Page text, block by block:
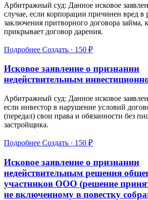
Арбитражный суд: Данное исковое
случае, если корпорации причинен вред в
заключения притворного договора займа,
прикрывает договор дарения.
Подробнее Создать · 150 ₽
Исковое заявление о признании
недействительным
Арбитражный суд: Данное исковое
если инвестор в нарушение условий
(передал) свои права и обязанности без
застройщика.
Подробнее Создать · 150 ₽
Исковое заявление о признании
недействительным решения
участников ООО (решение
не включенному в повестку